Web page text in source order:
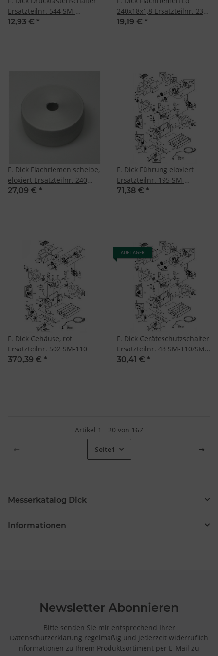
Ersatzteilnr. 544 SM-
110/SM-111
12,93 € *
240x18x1,8 Ersatzteilnr. 233
SM-110/SM-111
19,19 € *
F. Dick Flachriemen scheibe,
eloxiert Ersatzteilnr. 240
SM-110/SM-111
27,09 € *
F. Dick Führung eloxiert
Ersatzteilnr. 195 SM-
110/SM-111
71,38 € *
F. Dick Gehäuse, rot
Ersatzteilnr. 502 SM-110
370,39 € *
AUF LAGER
F. Dick Geräteschutzschalter
Ersatzteilnr. 48 SM-110/SM-
111
30,41 € *
Artikel 1 - 20 von 167
Seite1
Messerkatalog Dick
Informationen
Newsletter Abonnieren
Bitte senden Sie mir entsprechend Ihrer
Datenschutzerklärung regelmäßig und jederzeit widerruflich
Informationen zu Ihrem Produktsortiment per E-Mail zu.